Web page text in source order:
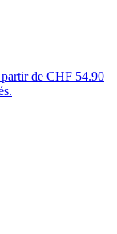
partir de CHF 54.90